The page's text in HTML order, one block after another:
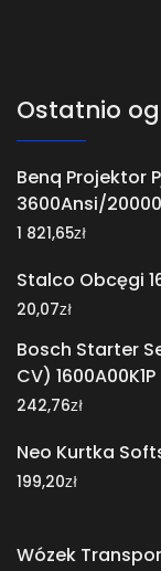
Ostatnio
Benq Projektor
3600Ansi/
1 821,65zł
Stalco Obcęgi
20,07zł
Bosch Starter
CV) 1600A00K1P
242,76zł
Neo Kurtka
199,20zł
Wózek